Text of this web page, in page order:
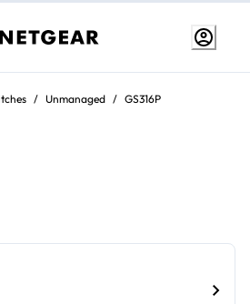
/ Unmanaged / GS316P